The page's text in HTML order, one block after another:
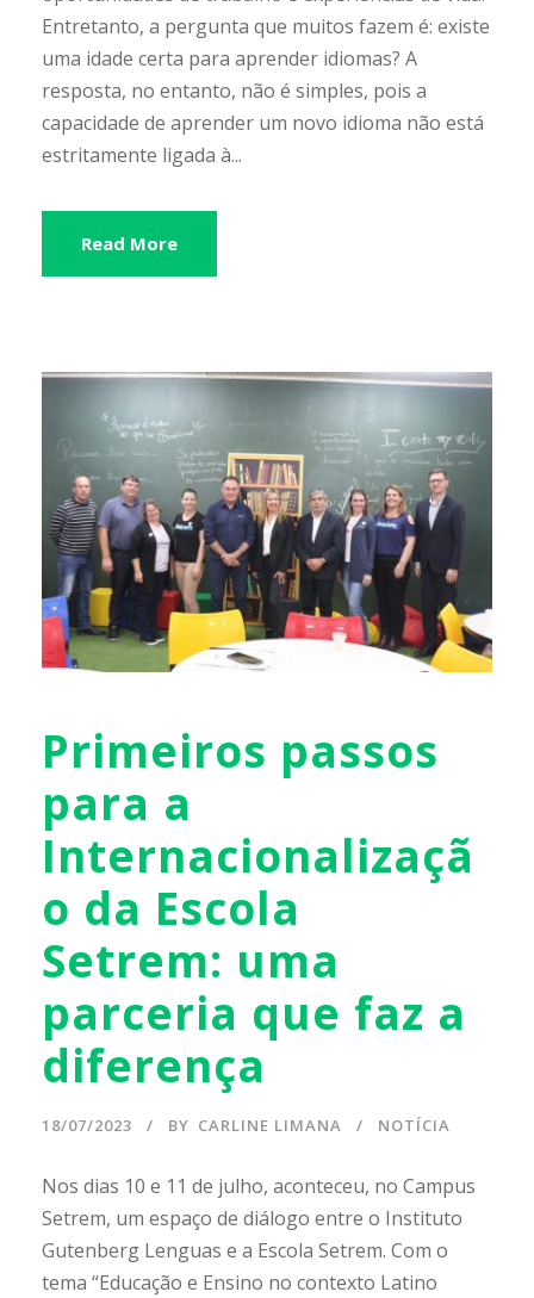
Entretanto, a pergunta que muitos fazem é: existe
uma idade certa para aprender idiomas? A
resposta, no entanto, não é simples, pois a
capacidade de aprender um novo idioma não está
estritamente ligada à...
Read More
Primeiros passos
para a
Internacionalizaçã
o da Escola
Setrem: uma
parceria que faz a
diferença
18/07/2023 BY CARLINE LIMANA NOTÍCIA
Nos dias 10 e 11 de julho, aconteceu, no Campus
Setrem, um espaço de diálogo entre o Instituto
Gutenberg Lenguas e a Escola Setrem. Com o
tema “Educação e Ensino no contexto Latino